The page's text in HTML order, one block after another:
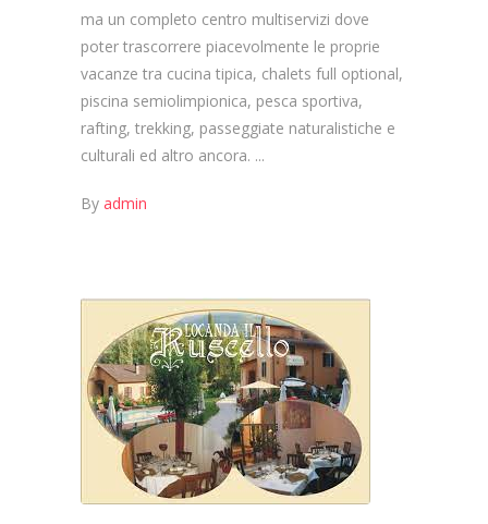
ma un completo centro multiservizi dove
poter trascorrere piacevolmente le proprie
vacanze tra cucina tipica, chalets full optional,
piscina semiolimpionica, pesca sportiva,
rafting, trekking, passeggiate naturalistiche e
culturali ed altro ancora.
By admin